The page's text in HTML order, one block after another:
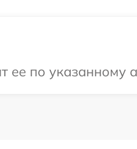
ее по указанному